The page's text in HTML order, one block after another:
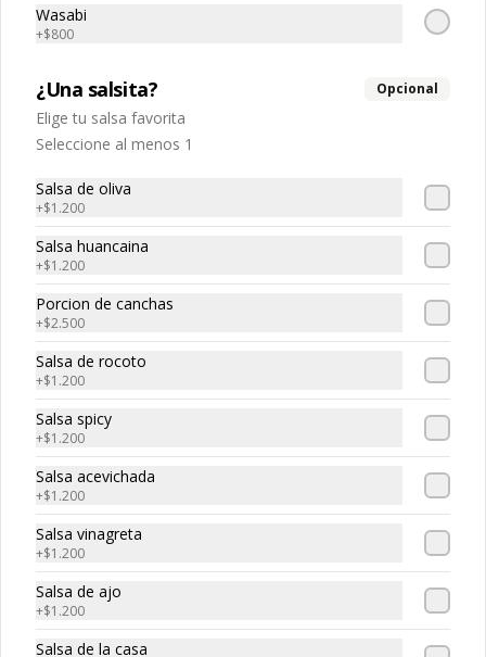
Pulpo, spicy, palta
$5.670
Maguro roll
Atun, palta, queso
$5.320$7.600
Edo roll
Camaron, salmon, queso crema
$5.530$7.900
-30%
Smoked roll
Salmon ahumado, queso cream,
cebollin
Wasabi
+$800
¿Una salsita? Opcional
Elige tu salsa favorita
Seleccione al menos 1
Salsa de oliva
+$1.200
Salsa huancaina
+$1.200
Porcion de canchas
+$2.500
Salsa de rocoto
+$1.200
Salsa spicy
+$1.200
Salsa acevichada
+$1.200
Salsa vinagreta
+$1.200
Salsa de ajo
+$1.200
Salsa de la casa